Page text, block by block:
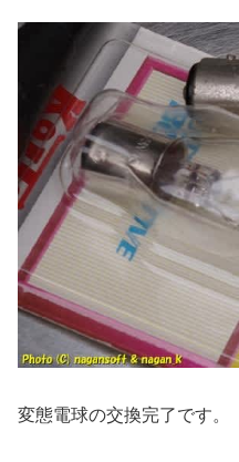
変態電球の交換完了です。